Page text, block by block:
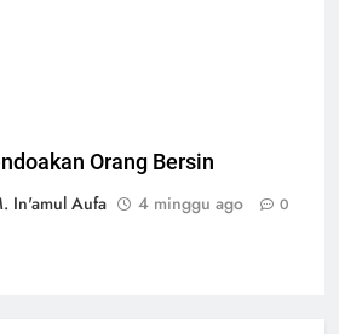
Orang Bersin
In'amul Aufa
4 minggu ago 0